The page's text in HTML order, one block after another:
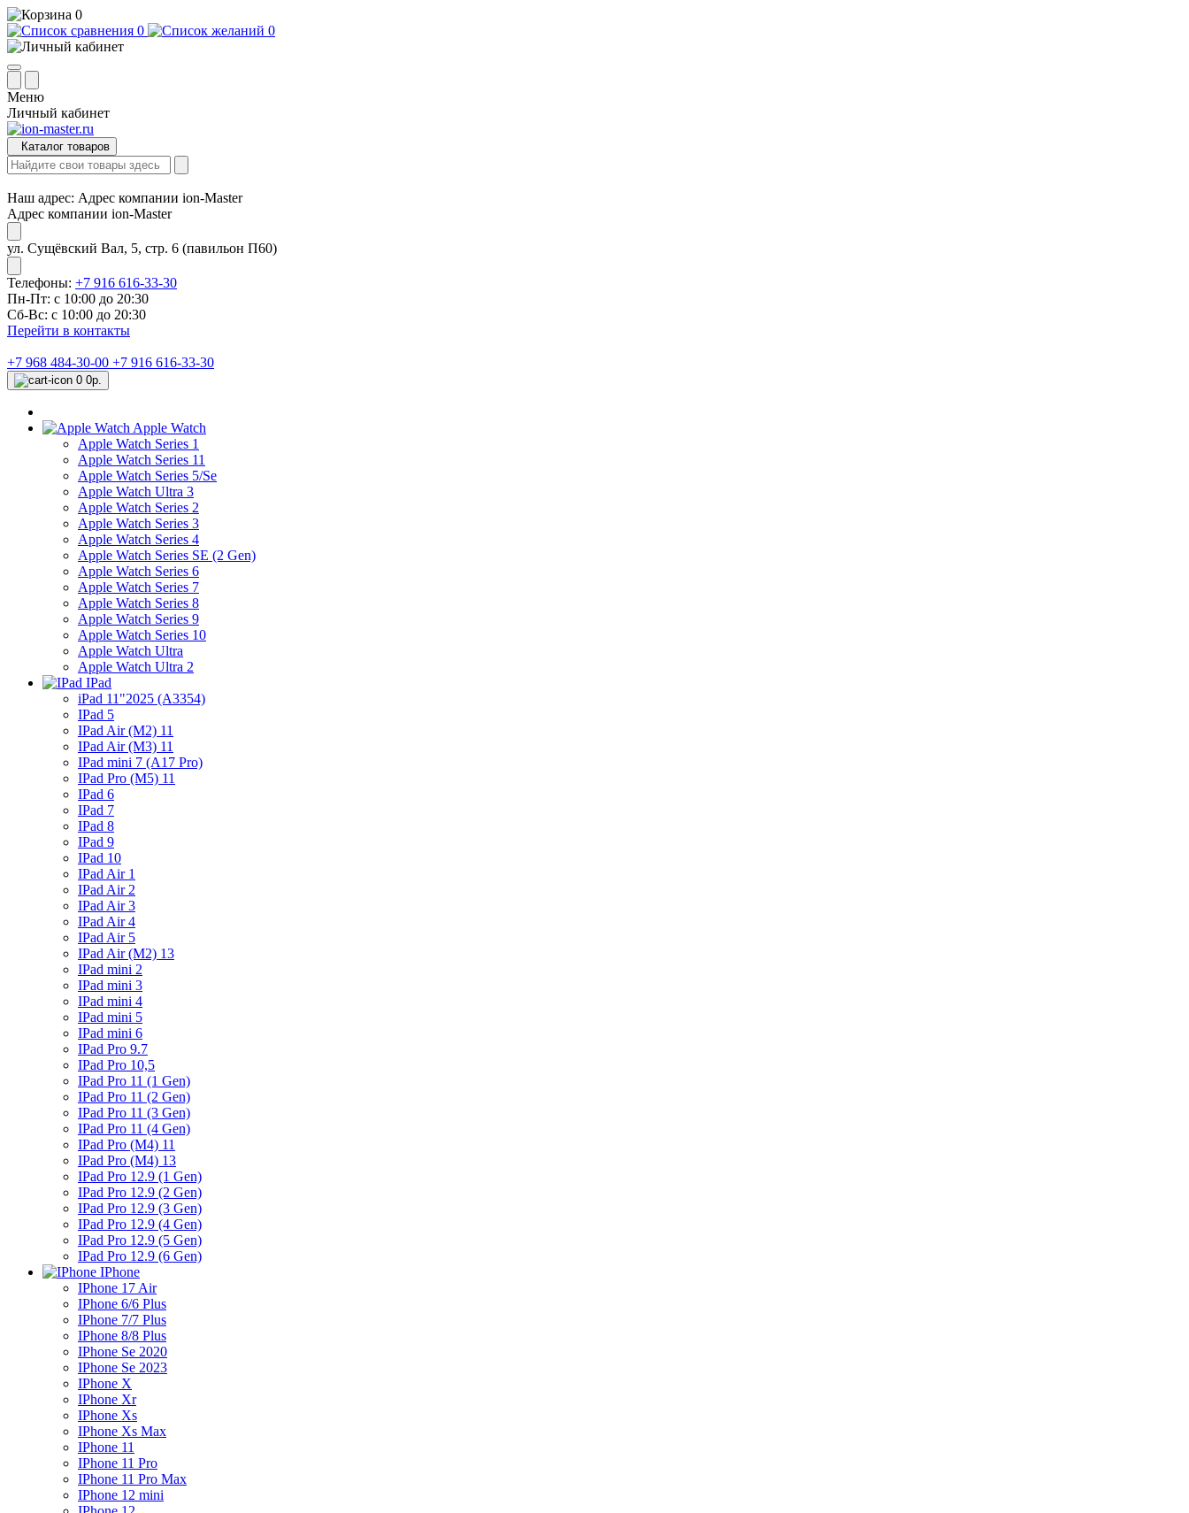
0
0
0
Меню
Личный кабинет
Каталог товаров
Наш адрес: Адрес компании ion-Master
Адрес компании ion-Master
ул. Сущёвский Вал, 5, стр. 6 (павильон П60)
Телефоны: +7 916 616-33-30
Пн-Пт: с 10:00 до 20:30
Сб-Вс: с 10:00 до 20:30
Перейти в контакты
+7 968 484-30-00 +7 916 616-33-30
0 0р.
Apple Watch
Apple Watch Series 1
Apple Watch Series 11
Apple Watch Series 5/Se
Apple Watch Ultra 3
Apple Watch Series 2
Apple Watch Series 3
Apple Watch Series 4
Apple Watch Series SE (2 Gen)
Apple Watch Series 6
Apple Watch Series 7
Apple Watch Series 8
Apple Watch Series 9
Apple Watch Series 10
Apple Watch Ultra
Apple Watch Ultra 2
IPad
iPad 11"2025 (A3354)
IPad 5
IPad Air (M2) 11
IPad Air (M3) 11
IPad mini 7 (A17 Pro)
IPad Pro (M5) 11
IPad 6
IPad 7
IPad 8
IPad 9
IPad 10
IPad Air 1
IPad Air 2
IPad Air 3
IPad Air 4
IPad Air 5
IPad Air (M2) 13
IPad mini 2
IPad mini 3
IPad mini 4
IPad mini 5
IPad mini 6
IPad Pro 9.7
IPad Pro 10,5
IPad Pro 11 (1 Gen)
IPad Pro 11 (2 Gen)
IPad Pro 11 (3 Gen)
IPad Pro 11 (4 Gen)
IPad Pro (M4) 11
IPad Pro (M4) 13
IPad Pro 12.9 (1 Gen)
IPad Pro 12.9 (2 Gen)
IPad Pro 12.9 (3 Gen)
IPad Pro 12.9 (4 Gen)
IPad Pro 12.9 (5 Gen)
IPad Pro 12.9 (6 Gen)
IPhone
IPhone 17 Air
IPhone 6/6 Plus
IPhone 7/7 Plus
IPhone 8/8 Plus
IPhone Se 2020
IPhone Se 2023
IPhone X
IPhone Xr
IPhone Xs
IPhone Xs Max
IPhone 11
IPhone 11 Pro
IPhone 11 Pro Max
IPhone 12 mini